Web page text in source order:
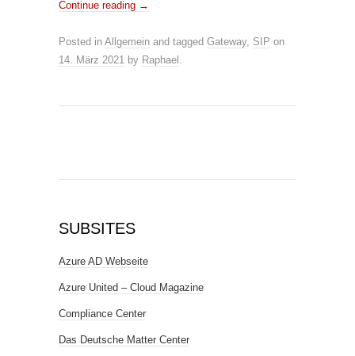
Continue reading →
Posted in Allgemein and tagged Gateway, SIP on
14. März 2021 by Raphael .
SUBSITES
Azure AD Webseite
Azure United – Cloud Magazine
Compliance Center
Das Deutsche Matter Center